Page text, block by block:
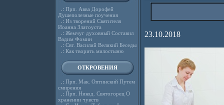
.: Прп. Авва Дорофей
Душеполезные поучения
.: Из творений Святителя
Иоанна Златоуста
.: Жемчуг духовный Составил
Вадим Фомин
.: Свт. Василий Великий Беседы
.: Как творить милостыню
ОТКРОВЕНИЯ
.: Прп. Мак. Оптинский Путем
смирения
.: Прп. Никод. Святогорец О
хранении чувств
23.10.2018